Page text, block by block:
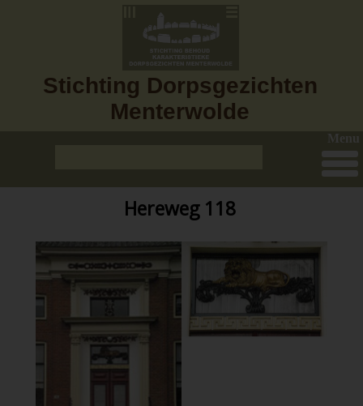
Stichting Dorpsgezichten
Menterwolde
Menu
Hereweg 118